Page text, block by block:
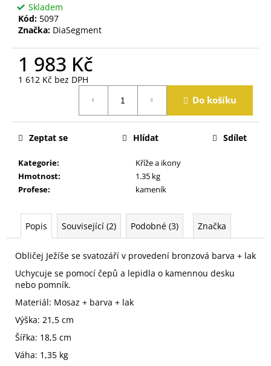
Skladem
Kód: 5097
Značka: DiaSegment
1 983 Kč
1 612 Kč bez DPH
Do košíku
Kategorie:
Kříže a ikony
Hmotnost:
1.35 kg
Profese: kameník
Zeptat se Hlídat Sdílet
Popis Související (2) Podobné (3) Značka
Obličej Ježíše se svatozáří v provedení bronzová barva + lak
Uchycuje se pomocí čepů a lepidla o kamennou desku
nebo pomník.
Materiál: Mosaz + barva + lak
Výška: 21,5 cm
Šířka: 18,5 cm
Váha: 1,35 kg
D
o
p
o
u
j
e
m
e